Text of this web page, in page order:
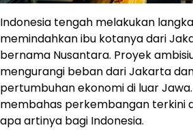
Indonesia tengah melakukan
memindahkan ibu kotanya dari
bernama Nusantara. Proyek
mengurangi beban dari Jakarta
pertumbuhan ekonomi di luar
membahas perkembangan terkini
apa artinya bagi Indonesia.